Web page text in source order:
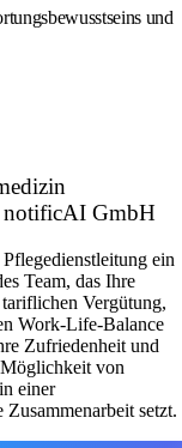
und
notificAI GmbH
ein
Team, das Ihre
Vergütung,
Work-Life-Balance
Zufriedenheit und
von
einer
setzt.